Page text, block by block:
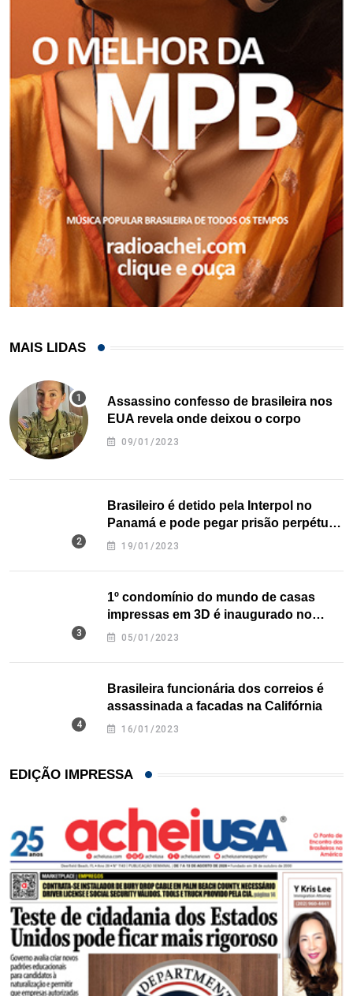
MAIS LIDAS
Assassino confesso de brasileira nos
EUA revela onde deixou o corpo
09/01/2023
Brasileiro é detido pela Interpol no
Panamá e pode pegar prisão perpétua
nos EUA
19/01/2023
1º condomínio do mundo de casas
impressas em 3D é inaugurado no
Texas
05/01/2023
Brasileira funcionária dos correios é
assassinada a facadas na Califórnia
16/01/2023
EDIÇÃO IMPRESSA